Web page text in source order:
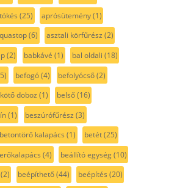
(25) aprósütemény(1)
(6) asztali körfűrész (2)
(2) babkávé (1) bal oldali (18)
befogó(4) befolyócső(2)
doboz (1) belső(16)
(1) beszúrófűrész (3)
betontörő kalapács (1) betét(25)
(4) beállító egység(10)
(2) beépíthető(44) beépítés (20)